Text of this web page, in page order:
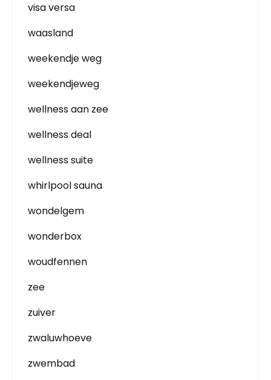
visa versa
waasland
weekendje weg
weekendjeweg
wellness aan zee
wellness deal
wellness suite
whirlpool sauna
wondelgem
wonderbox
woudfennen
zee
zuiver
zwaluwhoeve
zwembad